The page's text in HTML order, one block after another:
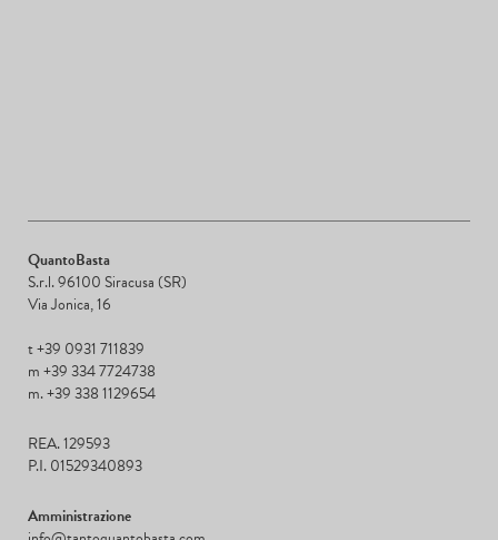
QuantoBasta
S.r.l. 96100 Siracusa (SR)
Via Jonica, 16
t +39 0931 711839
m +39 334 7724738
m. +39 338 1129654
REA. 129593
P.I. 01529340893
Amministrazione